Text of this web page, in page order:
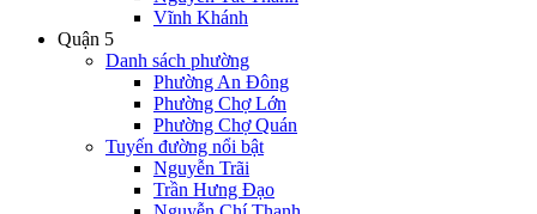
Vĩnh Khánh
Quận 5
Danh sách phường
Phường An Đông
Phường Chợ Lớn
Phường Chợ Quán
Tuyến đường nổi bật
Nguyễn Trãi
Trần Hưng Đạo